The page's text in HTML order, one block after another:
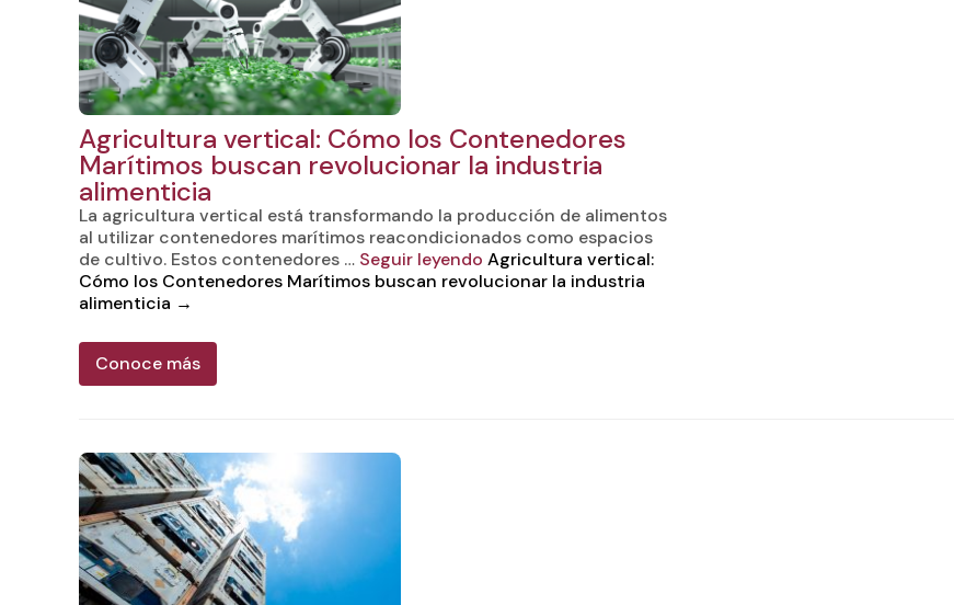
Agricultura vertical: Cómo los Contenedores
Marítimos buscan revolucionar la industria
alimenticia
La agricultura vertical está transformando la producción de alimentos
al utilizar contenedores marítimos reacondicionados como espacios
de cultivo. Estos contenedores … Seguir leyendo Agricultura vertical:
Cómo los Contenedores Marítimos buscan revolucionar la industria
alimenticia →
Conoce más